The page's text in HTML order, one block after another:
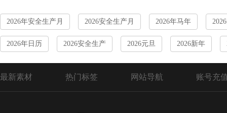
2026年安全生产月 2026安全生产月 2026年马年
2026年日历 2026安全生产 2026元旦 2026新年
最新素材 热门标签 网站导航 账号充